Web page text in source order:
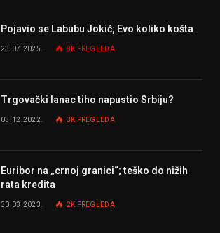
Pojavio se Labubu Jokić; Evo koliko košta
23.07.2025. 8K PREGLEDA
Trgovački lanac tiho napustio Srbiju?
03.12.2022. 3K PREGLEDA
Euribor na „crnoj granici“; teško do nižih
rata kredita
30.03.2023. 2K PREGLEDA